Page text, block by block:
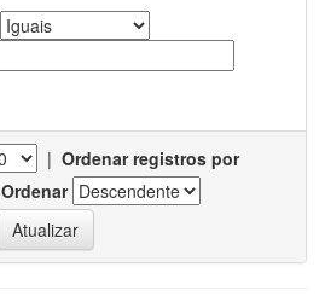
| Ordenar registros por
Ordenar